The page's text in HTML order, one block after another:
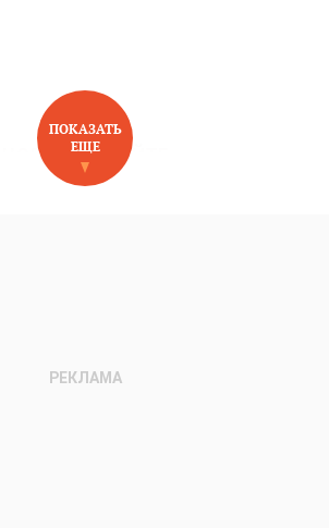
НОВОЕ НА САЙТЕ
ПОКАЗАТЬ
ЕЩЕ